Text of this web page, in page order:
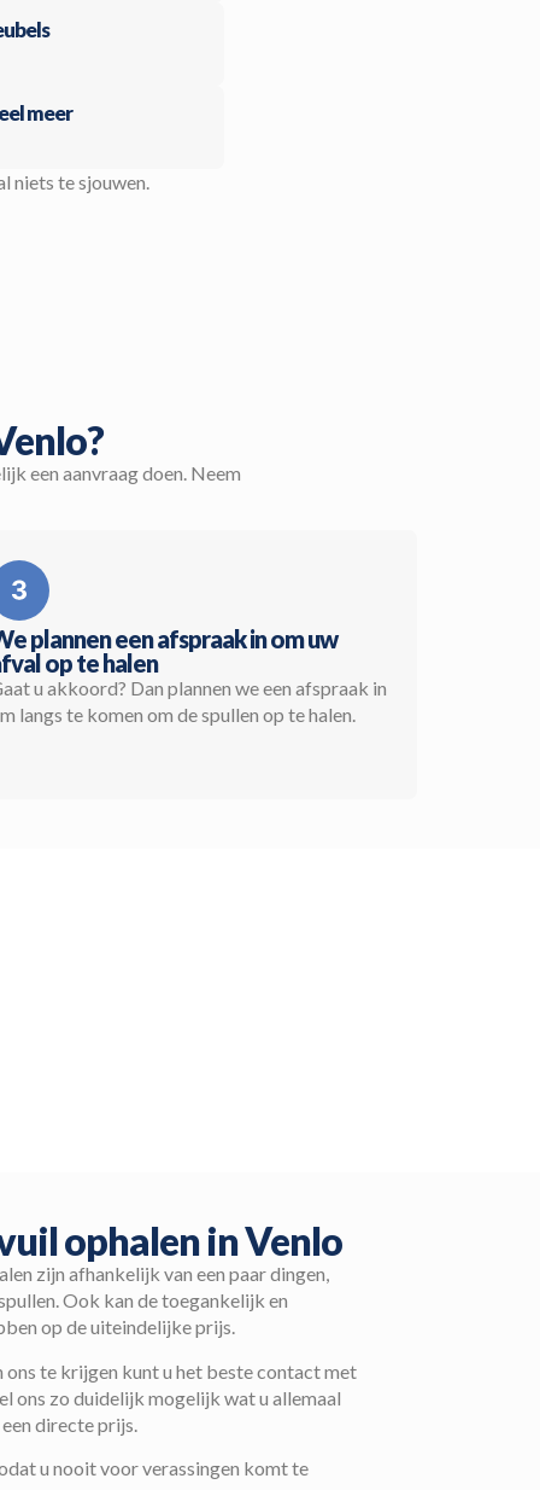
meer
niets te sjouwen.
een aanvraag doen. Neem
plannen een afspraak in om uw
op te halen
u akkoord? Dan plannen we een afspraak in
langs te komen om de spullen op te halen.
ophalen in Venlo
zijn afhankelijk van een paar dingen,
Ook kan de toegankelijk en
op de uiteindelijke prijs.
ons te krijgen kunt u het beste contact met
ons zo duidelijk mogelijk wat u allemaal
directe prijs.
u nooit voor verassingen komt te